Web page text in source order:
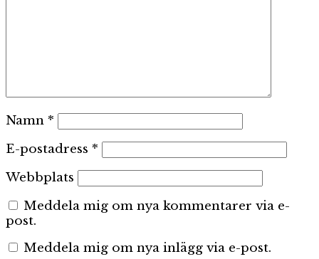
Namn *
E-postadress *
Webbplats
Meddela mig om nya kommentarer via e-
post.
Meddela mig om nya inlägg via e-post.